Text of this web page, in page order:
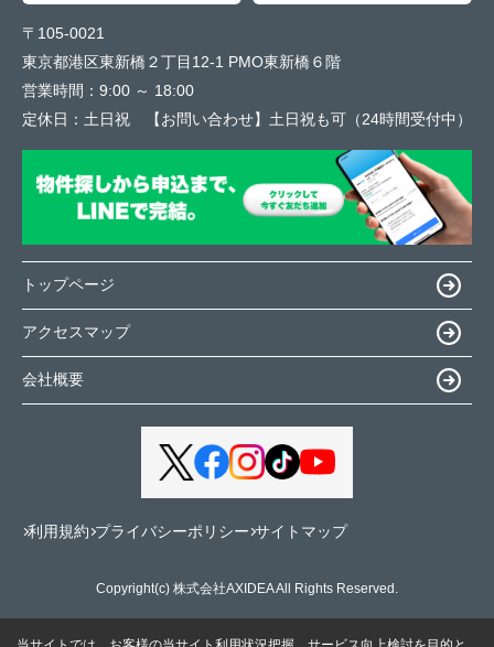
〒105-0021
東京都港区東新橋２丁目12-1 PMO東新橋６階
営業時間： 9:00 ～ 18:00
定休日： 土日祝 【お問い合わせ】土日祝も可（24時間受付中）
トップページ
アクセスマップ
会社概要
利用規約 プライバシーポリシー サイトマップ
Copyright(c) 株式会社AXIDEA All Rights Reserved.